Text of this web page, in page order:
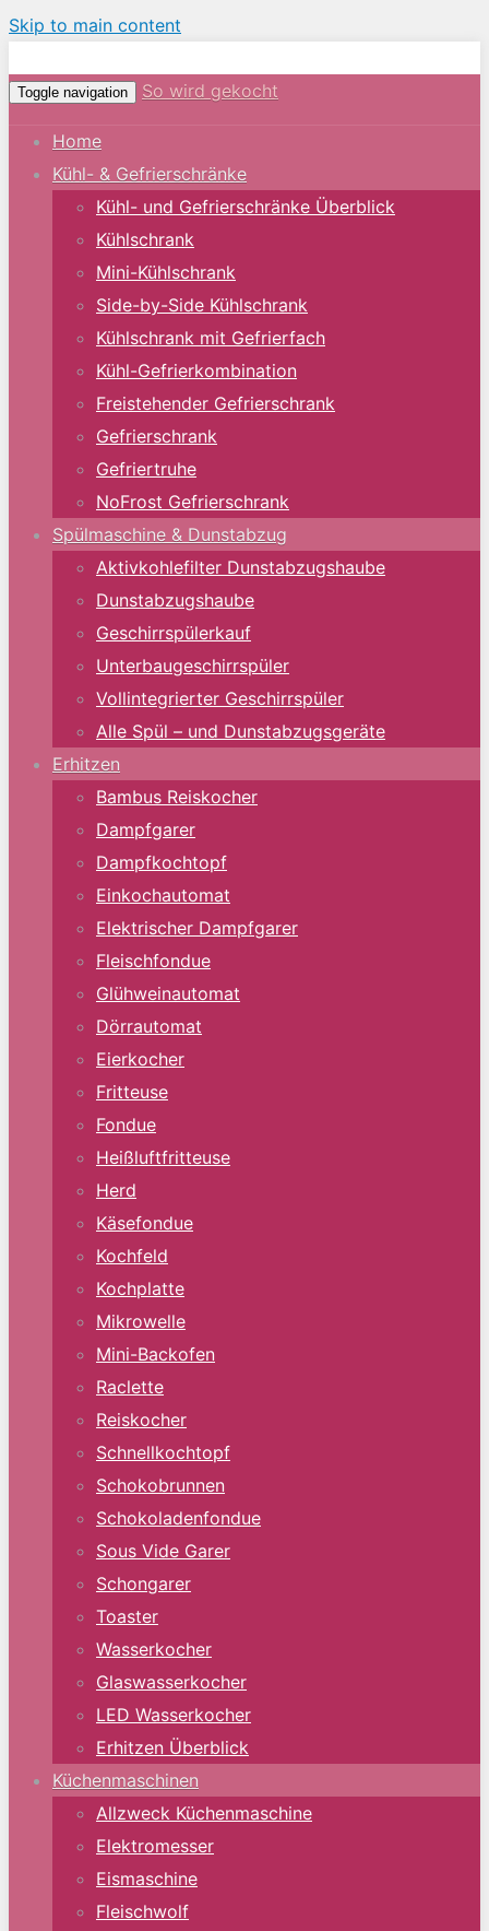
Skip to main content
Toggle navigation So wird gekocht
Home
Kühl- & Gefrierschränke
Kühl- und Gefrierschränke Überblick
Kühlschrank
Mini-Kühlschrank
Side-by-Side Kühlschrank
Kühlschrank mit Gefrierfach
Kühl-Gefrierkombination
Freistehender Gefrierschrank
Gefrierschrank
Gefriertruhe
NoFrost Gefrierschrank
Spülmaschine & Dunstabzug
Aktivkohlefilter Dunstabzugshaube
Dunstabzugshaube
Geschirrspülerkauf
Unterbaugeschirrspüler
Vollintegrierter Geschirrspüler
Alle Spül – und Dunstabzugsgeräte
Erhitzen
Bambus Reiskocher
Dampfgarer
Dampfkochtopf
Einkochautomat
Elektrischer Dampfgarer
Fleischfondue
Glühweinautomat
Dörrautomat
Eierkocher
Fritteuse
Fondue
Heißluftfritteuse
Herd
Käsefondue
Kochfeld
Kochplatte
Mikrowelle
Mini-Backofen
Raclette
Reiskocher
Schnellkochtopf
Schokobrunnen
Schokoladenfondue
Sous Vide Garer
Schongarer
Toaster
Wasserkocher
Glaswasserkocher
LED Wasserkocher
Erhitzen Überblick
Küchenmaschinen
Allzweck Küchenmaschine
Elektromesser
Eismaschine
Fleischwolf